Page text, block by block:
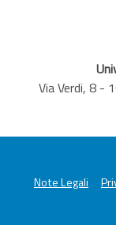
Via Verdi, 8 -
Note Legali